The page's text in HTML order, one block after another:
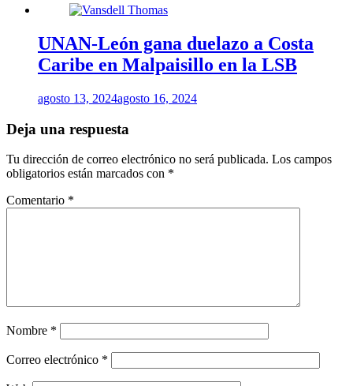
UNAN-León gana duelazo a Costa
Caribe en Malpaisillo en la LSB
agosto 13, 2024agosto 16, 2024
Deja una respuesta
Tu dirección de correo electrónico no será publicada. Los campos
obligatorios están marcados con *
Comentario *
Nombre *
Correo electrónico *